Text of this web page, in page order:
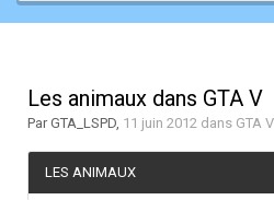
Les animaux dans GTA V
ParGTA_LSPD, 11 juin 2012 dans GTA V
LES ANIMAUX